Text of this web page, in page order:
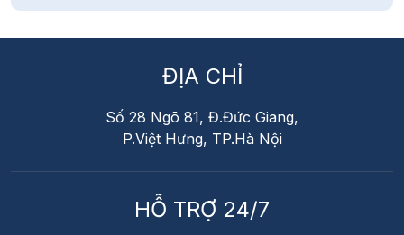
ĐỊA CHỈ
Số 28 Ngõ 81, Đ.Đức Giang,
P.Việt Hưng, TP.Hà Nội
HỖ TRỢ 24/7